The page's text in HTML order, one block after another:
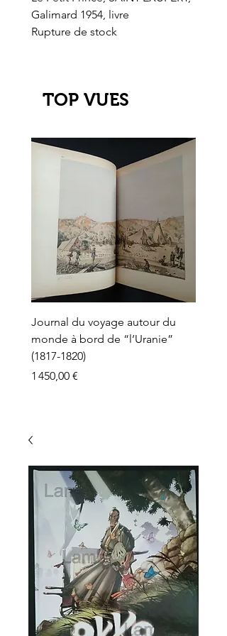
Galimard 1954, livre
Rupture de stock
TOP VUES
Journal du voyage autour du
monde à bord de “l’Uranie”
(1817-1820)
Prix
1 450,00 €